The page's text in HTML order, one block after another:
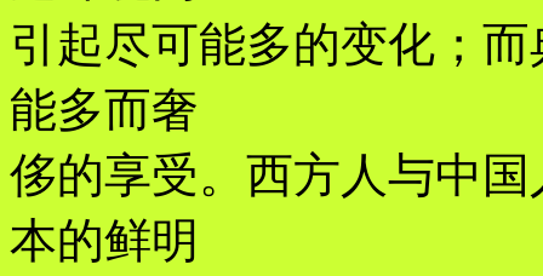
引起尽可能多的变化；
能多而奢
侈的享受。西方人与中
本的鲜明